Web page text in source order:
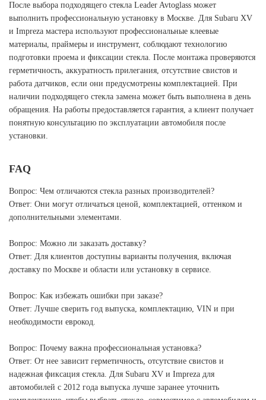
После выбора подходящего стекла Leader Avtoglass может
выполнить профессиональную установку в Москве. Для Subaru XV
и Impreza мастера используют профессиональные клеевые
материалы, праймеры и инструмент, соблюдают технологию
подготовки проема и фиксации стекла. После монтажа проверяются
герметичность, аккуратность прилегания, отсутствие свистов и
работа датчиков, если они предусмотрены комплектацией. При
наличии подходящего стекла замена может быть выполнена в день
обращения. На работы предоставляется гарантия, а клиент получает
понятную консультацию по эксплуатации автомобиля после
установки.
FAQ
Вопрос: Чем отличаются стекла разных производителей?
Ответ: Они могут отличаться ценой, комплектацией, оттенком и
дополнительными элементами.
Вопрос: Можно ли заказать доставку?
Ответ: Для клиентов доступны варианты получения, включая
доставку по Москве и области или установку в сервисе.
Вопрос: Как избежать ошибки при заказе?
Ответ: Лучше сверить год выпуска, комплектацию, VIN и при
необходимости еврокод.
Вопрос: Почему важна профессиональная установка?
Ответ: От нее зависит герметичность, отсутствие свистов и
надежная фиксация стекла. Для Subaru XV и Impreza для
автомобилей с 2012 года выпуска лучше заранее уточнить